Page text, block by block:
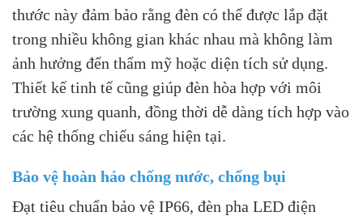
thước này đảm bảo rằng đèn có thể được lắp đặt
trong nhiều không gian khác nhau mà không làm
ảnh hưởng đến thẩm mỹ hoặc diện tích sử dụng.
Thiết kế tinh tế cũng giúp đèn hòa hợp với môi
trường xung quanh, đồng thời dễ dàng tích hợp vào
các hệ thống chiếu sáng hiện tại.
Bảo vệ hoàn hảo chống nước, chống bụi
Đạt tiêu chuẩn bảo vệ IP66, đèn pha LED điện